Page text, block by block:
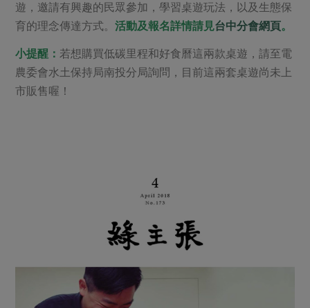
遊，邀請有興趣的民眾參加，學習桌遊玩法，以及生態保
育的理念傳達方式。活動及報名詳情請見台中分會網頁。
小提醒： 若想購買低碳里程和好食曆這兩款桌遊，請至電
農委會水土保持局南投分局詢問，目前這兩套桌遊尚未上
市販售喔！